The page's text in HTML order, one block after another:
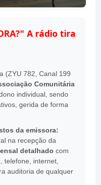
A rádio tira
(ZYU 782, Canal 199
Comunitária
individual, sendo
gerida de forma
da emissora:
na recepção da
detalhado com
telefone, internet,
auditoria de qualquer